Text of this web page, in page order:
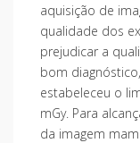
aquisição de
qualidade dos
prejudicar a
bom
estabeleceu o
mGy. Para
da imagem